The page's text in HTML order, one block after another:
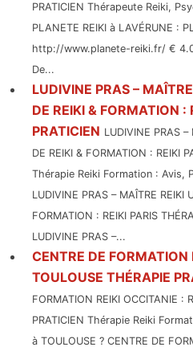
PRATICIEN Thérapeute Reiki,
PLANETE REIKI à LAVÉRUNE :
http://www.planete-reiki.fr/ €
De...
LUDIVINE PRAS –
DE REIKI & FORMATION :
PRATICIEN LUDIVINE PRAS –
DE REIKI & FORMATION : REIKI
Thérapie Reiki Formation : Avis,
LUDIVINE PRAS – MAÎTRE REIKI
FORMATION : REIKI PARIS
LUDIVINE PRAS –...
CENTRE DE FORMATION
TOULOUSE THÉRAPIE
FORMATION REIKI OCCITANIE :
PRATICIEN Thérapie Reiki
à TOULOUSE ? CENTRE DE